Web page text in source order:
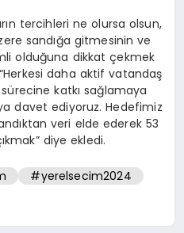
tercihleri ne olursa olsun,
sandığa gitmesinin ve
olduğuna dikkat çekmek
“Herkesi daha aktif vatandaş
katkı sağlamaya
davet ediyoruz. Hedefimiz
veri elde ederek 53
diye ekledi.
#yerelsecim2024